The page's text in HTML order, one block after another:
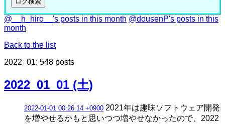
@__h_hiro__'s posts in this month @dousenP's posts in this
month
Back to the list
2022_01: 548 posts
2022_01_01 (土)
2022-01-01 00:26:14 +0900 2021年は趣味ソフトウェア開発
を増やせるかもと思いつつ増やせなかったので、2022